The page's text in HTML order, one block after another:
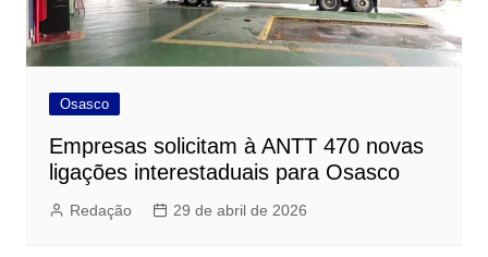
Osasco
Empresas solicitam à ANTT 470 novas
ligações interestaduais para Osasco
Redação 29 de abril de 2026